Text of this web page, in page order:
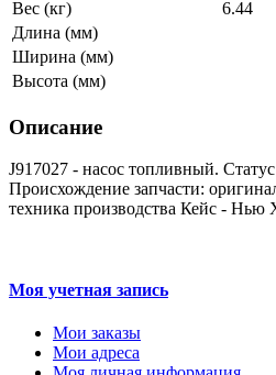
Вес (кг)
6.44
Длина (мм)
Ширина (мм)
Высота (мм)
Описание
J917027 - насос топливный. Статус
Происхождение запчасти:
техника производства Кейс - Нью
Моя учетная запись
Мои заказы
Мои адреса